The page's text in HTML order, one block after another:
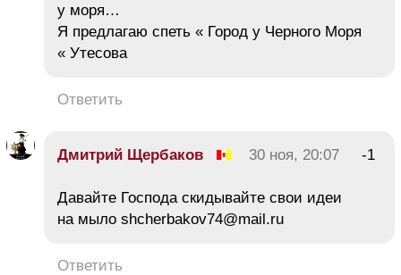
у моря…
Я предлагаю спеть « Город у Черного Моря
« Утесова
Ответить
Дмитрий Щербаков 30 ноя, 20:07 -1
Давайте Господа скидывайте свои идеи
на мыло shcherbakov74@mail.ru
Ответить